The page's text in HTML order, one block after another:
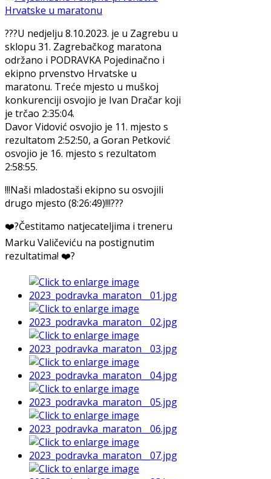
???U nedjelju 8.10.2023. je u Zagrebu u
sklopu 31. Zagrebačkog maratona
održano i PODRAVKA Pojedinačno i
ekipno prvenstvo Hrvatske u
maratonu. Treće mjesto u muškoj
konkurenciji osvojio je Ivan Dračar koji
je trčao 2:35:04.
Davor Vidović osvojio je 11. mjesto s
rezultatom 2:52:50, a Goran Petković
osvojio je 16. mjesto s rezultatom
2:58:55.
!!!Naši mladostaši ekipno su osvojili
drugo mjesto (8:26:49)!!!???
❤️‍?Čestitamo natjecateljima i treneru
Marku Valičeviću na postignutim
rezultatima! ❤️‍?